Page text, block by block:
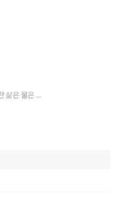
"부모님께 알려드리니 엄청 좋아하시네요" 계란 삶은 물은 버리지 말고 '이곳'에 활용해보세요